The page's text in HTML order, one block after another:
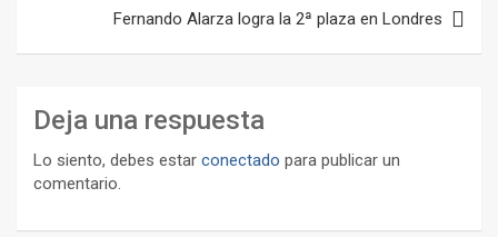
Fernando Alarza logra la 2ª plaza en Londres
Deja una respuesta
Lo siento, debes estar conectado para publicar un
comentario.